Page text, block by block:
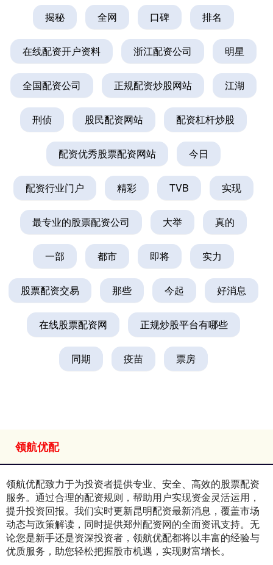
揭秘 全网 口碑 排名
在线配资开户资料 浙江配资公司 明星
全国配资公司 正规配资炒股网站 江湖
刑侦 股民配资网站 配资杠杆炒股
配资优秀股票配资网站 今日
配资行业门户 精彩 TVB 实现
最专业的股票配资公司 大举 真的
一部 都市 即将 实力
股票配资交易 那些 今起 好消息
在线股票配资网 正规炒股平台有哪些
同期 疫苗 票房
领航优配
领航优配致力于为投资者提供专业、安全、高效的股票配资
服务。通过合理的配资规则，帮助用户实现资金灵活运用，
提升投资回报。我们实时更新昆明配资最新消息，覆盖市场
动态与政策解读，同时提供郑州配资网的全面资讯支持。无
论您是新手还是资深投资者，领航优配都将以丰富的经验与
优质服务，助您轻松把握股市机遇，实现财富增长。